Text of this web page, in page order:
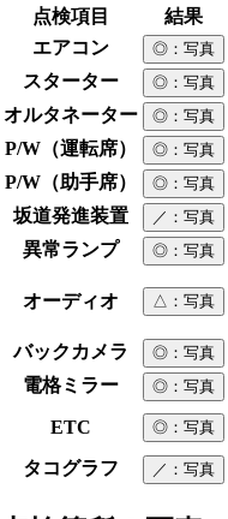
点検項目
結果
エアコン
◎ ：写真
スターター ◎ ：写真
オルタネーター ◎ ：写真
P/W（運転席） ◎ ：写真
P/W（助手席） ◎ ：写真
坂道発進装置 ／ ：写真
異常ランプ ◎ ：写真
オーディオ △ ：写真
バックカメラ ◎ ：写真
電格ミラー ◎ ：写真
ETC ◎ ：写真
タコグラフ ／ ：写真